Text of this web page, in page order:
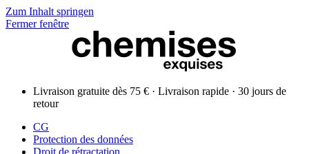
Zum Inhalt springen
Fermer fenêtre
Livraison gratuite dès 75 € · Livraison rapide · 30 jours de
retour
CG
Protection des données
Droit de rétractation